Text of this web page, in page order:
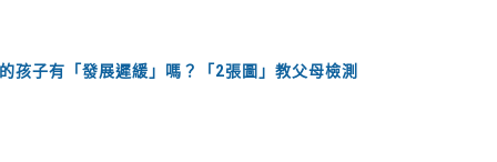
孩子有「發展遲緩」嗎？「2張圖」教父母檢測